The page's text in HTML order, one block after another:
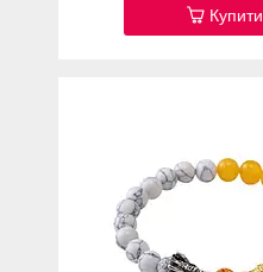
Купити